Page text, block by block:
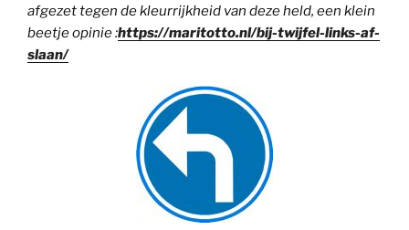
afgezet tegen de kleurrijkheid van deze held, een klein
beetje opinie :https://maritotto.nl/bij-twijfel-links-af-
slaan/